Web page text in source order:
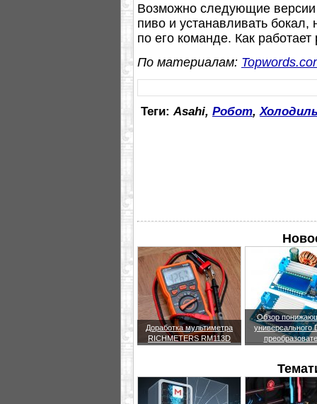
Возможно следующие версии
пиво и устанавливать бокал,
по его команде. Как
По материалам:
Теги: Asahi, Робот,
Доработка мультиметра
RICHMETERS RM113D
Обзор
универсального